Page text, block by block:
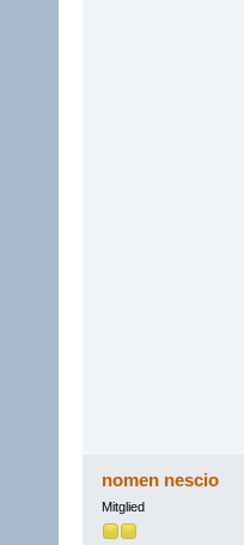
nomen nescio
Mitglied